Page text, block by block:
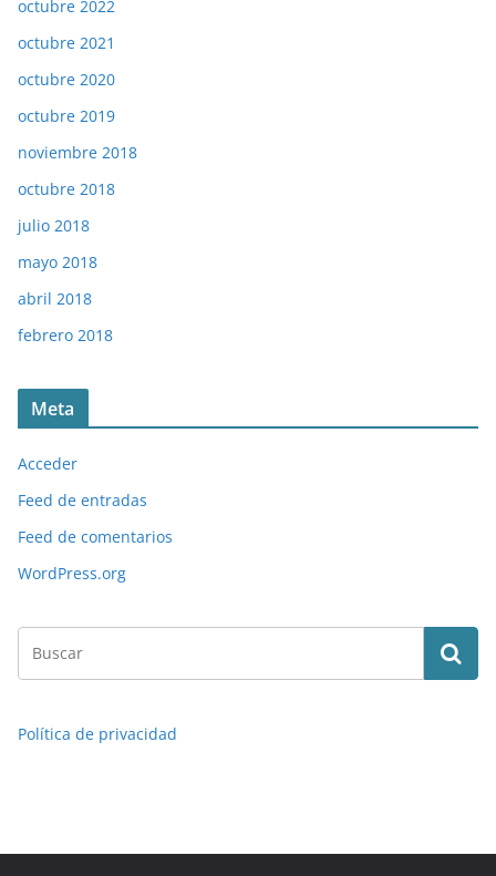
octubre 2022
octubre 2021
octubre 2020
octubre 2019
noviembre 2018
octubre 2018
julio 2018
mayo 2018
abril 2018
febrero 2018
Meta
Acceder
Feed de entradas
Feed de comentarios
WordPress.org
Política de privacidad